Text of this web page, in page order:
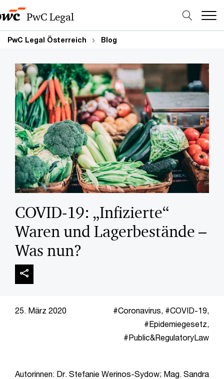
PwC Legal
PwC Legal Österreich Blog
COVID-19: „Infizierte“
Waren und Lagerbestände –
Was nun?
25. März 2020 Coronavirus COVID-19
Epidemiegesetz
Public&RegulatoryLaw
Autorinnen: Dr. Stefanie Werinos-Sydow; Mag. Sandra